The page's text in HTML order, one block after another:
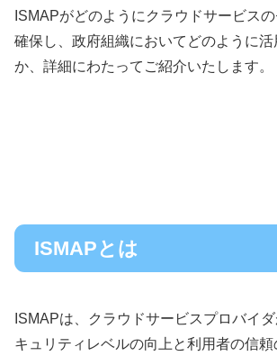
ISMAPがどのようにクラウドサービス
確保し、政府組織においてどのように
か、詳細にわたってご紹介いたします。
ISMAPとは
ISMAPは、クラウドサービスプロバイ
キュリティレベルの向上と利用者の信